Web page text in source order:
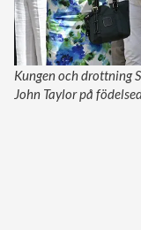
Kungen och drottning
John Taylor på